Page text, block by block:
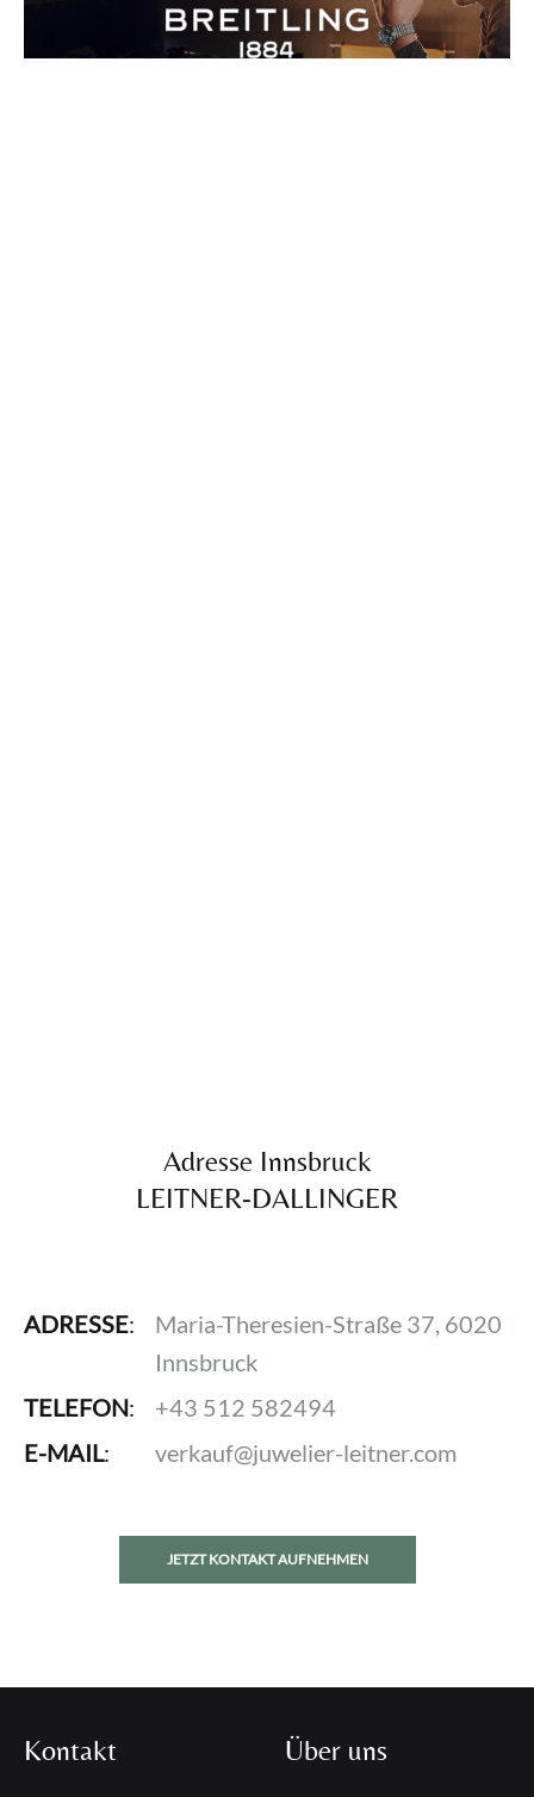
Adresse Innsbruck
LEITNER-DALLINGER
ADRESSE:
Maria-Theresien-Straße 37, 6020
Innsbruck
TELEFON:
+43 512 582494
E-MAIL: verkauf@juwelier-leitner.com
JETZT KONTAKT AUFNEHMEN
Kontakt Über uns